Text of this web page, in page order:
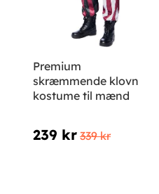
Premium
skræmmende klovn
kostume til mænd
239 kr 339 kr